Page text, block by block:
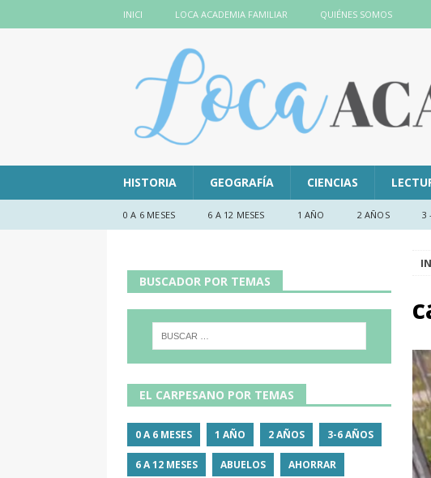
INICI LOCA ACADEMIA FAMILIAR QUIÉNES SOMOS
HISTORIA GEOGRAFÍA CIENCIAS
0 A 6 MESES 6 A 12 MESES 1 AÑO 2 AÑOS 3
BUSCADOR POR TEMAS
EL CARPESANO POR TEMAS
0 A 6 MESES 1 AÑO 2 AÑOS 3-6 AÑOS
6 A 12 MESES ABUELOS AHORRAR